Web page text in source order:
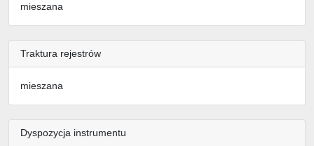
mieszana
Traktura rejestrów
mieszana
Dyspozycja instrumentu